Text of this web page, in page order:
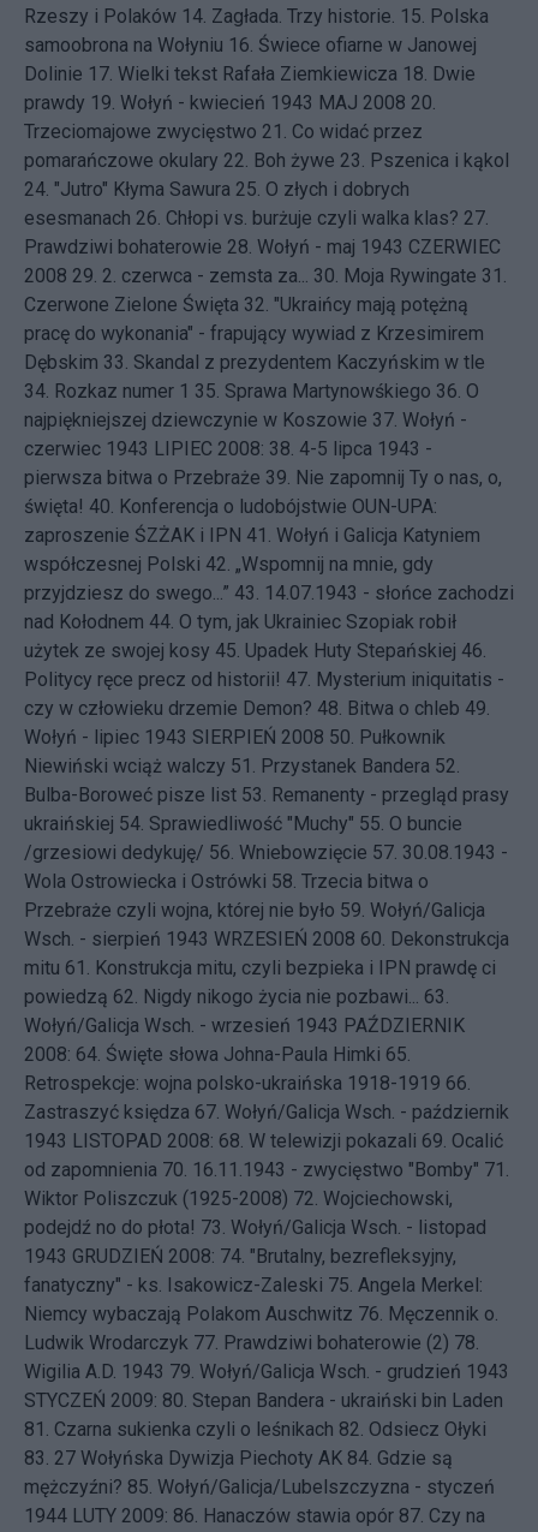
Rzeszy i Polaków 14. Zagłada. Trzy historie. 15. Polska
samoobrona na Wołyniu 16. Świece ofiarne w Janowej
Dolinie 17. Wielki tekst Rafała Ziemkiewicza 18. Dwie
prawdy 19. Wołyń - kwiecień 1943 MAJ 2008 20.
Trzeciomajowe zwycięstwo 21. Co widać przez
pomarańczowe okulary 22. Boh żywe 23. Pszenica i kąkol
24. "Jutro" Kłyma Sawura 25. O złych i dobrych
esesmanach 26. Chłopi vs. burżuje czyli walka klas? 27.
Prawdziwi bohaterowie 28. Wołyń - maj 1943 CZERWIEC
2008 29. 2. czerwca - zemsta za... 30. Moja Rywingate 31.
Czerwone Zielone Święta 32. "Ukraińcy mają potężną
pracę do wykonania" - frapujący wywiad z Krzesimirem
Dębskim 33. Skandal z prezydentem Kaczyńskim w tle
34. Rozkaz numer 1 35. Sprawa Martynowśkiego 36. O
najpiękniejszej dziewczynie w Koszowie 37. Wołyń -
czerwiec 1943 LIPIEC 2008: 38. 4-5 lipca 1943 -
pierwsza bitwa o Przebraże 39. Nie zapomnij Ty o nas, o,
święta! 40. Konferencja o ludobójstwie OUN-UPA:
zaproszenie ŚZŻAK i IPN 41. Wołyń i Galicja Katyniem
współczesnej Polski 42. „Wspomnij na mnie, gdy
przyjdziesz do swego...” 43. 14.07.1943 - słońce zachodzi
nad Kołodnem 44. O tym, jak Ukrainiec Szopiak robił
użytek ze swojej kosy 45. Upadek Huty Stepańskiej 46.
Politycy ręce precz od historii! 47. Mysterium iniquitatis -
czy w człowieku drzemie Demon? 48. Bitwa o chleb 49.
Wołyń - lipiec 1943 SIERPIEŃ 2008 50. Pułkownik
Niewiński wciąż walczy 51. Przystanek Bandera 52.
Bulba-Boroweć pisze list 53. Remanenty - przegląd prasy
ukraińskiej 54. Sprawiedliwość "Muchy" 55. O buncie
/grzesiowi dedykuję/ 56. Wniebowzięcie 57. 30.08.1943 -
Wola Ostrowiecka i Ostrówki 58. Trzecia bitwa o
Przebraże czyli wojna, której nie było 59. Wołyń/Galicja
Wsch. - sierpień 1943 WRZESIEŃ 2008 60. Dekonstrukcja
mitu 61.
Konstrukcja mitu, czyli bezpieka i IPN prawdę ci
powiedzą 62. Nigdy nikogo życia nie pozbawi...
63.
Wołyń/Galicja Wsch. - wrzesień 1943 PAŹDZIERNIK
2008: 64. Święte słowa Johna-Paula Himki 65.
Retrospekcje: wojna polsko-ukraińska 1918-1919 66.
Zastraszyć księdza 67. Wołyń/Galicja Wsch. - październik
1943 LISTOPAD 2008: 68. W telewizji pokazali 69. Ocalić
od zapomnienia 70. 16.11.1943 - zwycięstwo "Bomby" 71.
Wiktor Poliszczuk (1925-2008) 72. Wojciechowski,
podejdź no do płota! 73. Wołyń/Galicja Wsch. - listopad
1943 GRUDZIEŃ 2008: 74. "Brutalny, bezrefleksyjny,
fanatyczny" - ks. Isakowicz-Zaleski 75. Angela Merkel:
Niemcy wybaczają Polakom Auschwitz 76. Męczennik o.
Ludwik Wrodarczyk 77. Prawdziwi bohaterowie (2) 78.
Wigilia A.D. 1943 79. Wołyń/Galicja Wsch. - grudzień 1943
STYCZEŃ 2009: 80. Stepan Bandera - ukraiński bin Laden
81. Czarna sukienka czyli o leśnikach 82. Odsiecz Ołyki
83. 27 Wołyńska Dywizja Piechoty AK 84. Gdzie są
mężczyźni? 85. Wołyń/Galicja/Lubelszczyzna - styczeń
1944 LUTY 2009: 86. Hanaczów stawia opór 87. Czy na